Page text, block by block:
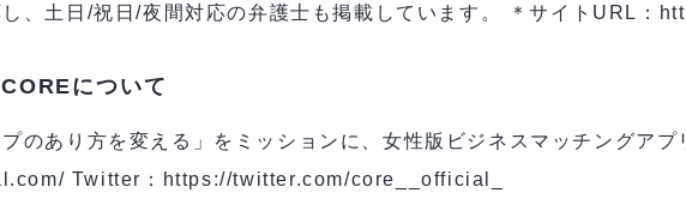
し、土日/祝日/夜間対応の弁護士も掲載しています。 ＊サイトURL：
について
プのあり方を変える」をミッションに、女性版ビジネスマッチングア
Twitter：https://twitter.com/core__official_